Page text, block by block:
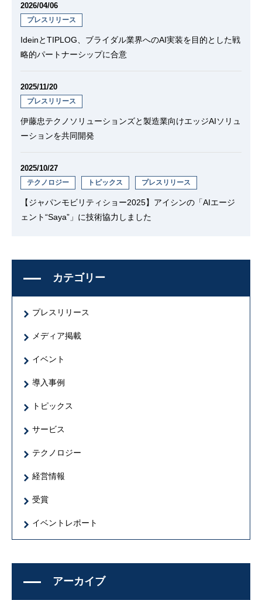
2026/04/06
プレスリリース
IdeinとTIPLOG、ブライダル業界へのAI実装を目的とした戦
略的パートナーシップに合意
2025/11/20
プレスリリース
伊藤忠テクノソリューションズと製造業向けエッジAIソリュ
ーションを共同開発
2025/10/27
テクノロジー トピックス プレスリリース
【ジャパンモビリティショー2025】アイシンの「AIエージ
ェント“Saya”」に技術協力しました
カテゴリー
プレスリリース
メディア掲載
イベント
導入事例
トピックス
サービス
テクノロジー
経営情報
受賞
イベントレポート
アーカイブ